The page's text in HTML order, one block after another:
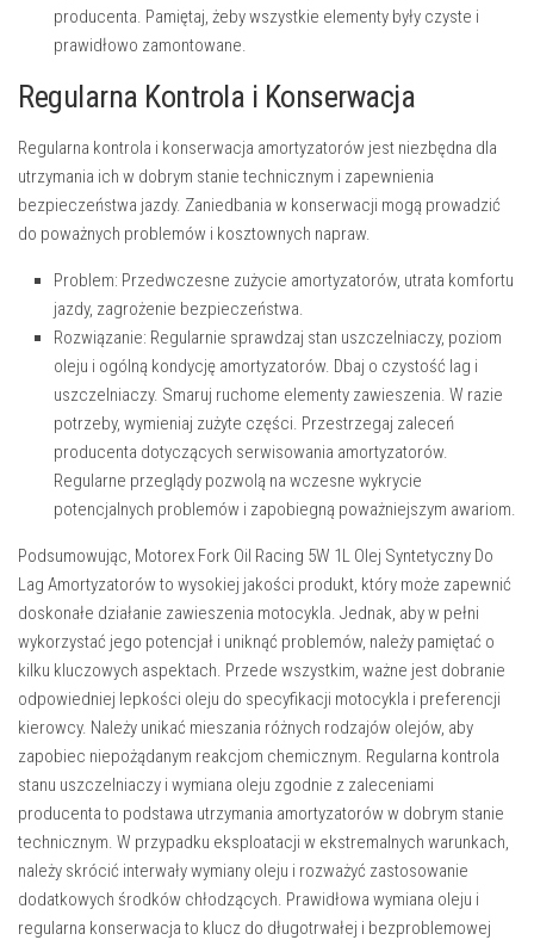
producenta. Pamiętaj, żeby wszystkie elementy były czyste i
prawidłowo zamontowane.
Regularna Kontrola i Konserwacja
Regularna kontrola i konserwacja amortyzatorów jest niezbędna dla
utrzymania ich w dobrym stanie technicznym i zapewnienia
bezpieczeństwa jazdy. Zaniedbania w konserwacji mogą prowadzić
do poważnych problemów i kosztownych napraw.
Problem: Przedwczesne zużycie amortyzatorów, utrata komfortu
jazdy, zagrożenie bezpieczeństwa.
Rozwiązanie: Regularnie sprawdzaj stan uszczelniaczy, poziom
oleju i ogólną kondycję amortyzatorów. Dbaj o czystość lag i
uszczelniaczy. Smaruj ruchome elementy zawieszenia. W razie
potrzeby, wymieniaj zużyte części. Przestrzegaj zaleceń
producenta dotyczących serwisowania amortyzatorów.
Regularne przeglądy pozwolą na wczesne wykrycie
potencjalnych problemów i zapobiegną poważniejszym awariom.
Podsumowując, Motorex Fork Oil Racing 5W 1L Olej Syntetyczny Do
Lag Amortyzatorów to wysokiej jakości produkt, który może zapewnić
doskonałe działanie zawieszenia motocykla. Jednak, aby w pełni
wykorzystać jego potencjał i uniknąć problemów, należy pamiętać o
kilku kluczowych aspektach. Przede wszystkim, ważne jest dobranie
odpowiedniej lepkości oleju do specyfikacji motocykla i preferencji
kierowcy. Należy unikać mieszania różnych rodzajów olejów, aby
zapobiec niepożądanym reakcjom chemicznym. Regularna kontrola
stanu uszczelniaczy i wymiana oleju zgodnie z zaleceniami
producenta to podstawa utrzymania amortyzatorów w dobrym stanie
technicznym. W przypadku eksploatacji w ekstremalnych warunkach,
należy skrócić interwały wymiany oleju i rozważyć zastosowanie
dodatkowych środków chłodzących. Prawidłowa wymiana oleju i
regularna konserwacja to klucz do długotrwałej i bezproblemowej